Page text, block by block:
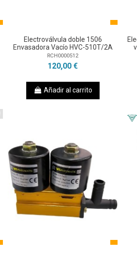
Electroválvula doble 1506
Envasadora Vacío HVC-510T/2A
RCH0000512
120,00 €
Añadir al carrito